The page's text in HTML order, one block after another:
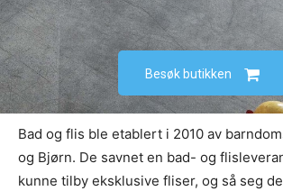
Besøk butikken
Bad og flis ble etablert i 2010 av
og Bjørn. De savnet en bad- og
kunne tilby eksklusive fliser, og så seg